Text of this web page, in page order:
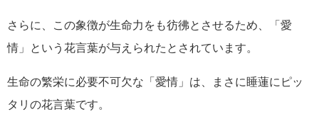
さらに、この象徴が生命力をも彷彿とさせるため、「愛
情」という花言葉が与えられたとされています。
生命の繁栄に必要不可欠な「愛情」は、まさに睡蓮にピッ
タリの花言葉です。